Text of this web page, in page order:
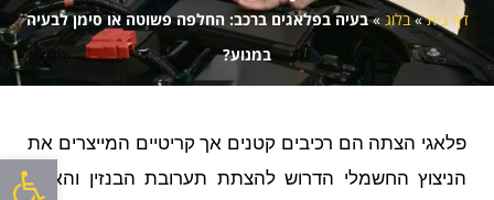
פתח
דף בית»בלוג »בעיה בפלאגים ברכב: החלפה פשוטה או סימן לבעיה
במנוע?
פלאגי הצתה הם רכיבים קטנים אך קריטיים המייצרים את
הניצוץ החשמלי הדרוש להצתת תערובת הבנזין והאוויר